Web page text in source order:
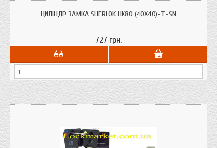
від висвердлювання, від вибивання.
ЦИЛІНДР ЗАМКА SHERLOK HK80 (40Х40)-Т-SN
727 грн.